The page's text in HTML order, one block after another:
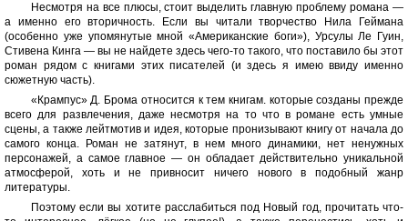
Несмотря на все плюсы, стоит выделить главную проблему романа —
а именно его вторичность. Если вы читали творчество Нила Геймана
(особенно уже упомянутые мной «Американские боги»), Урсулы Ле Гуин,
Стивена Кинга — вы не найдете здесь чего-то такого, что поставило бы этот
роман рядом с книгами этих писателей (и здесь я имею ввиду именно
сюжетную часть).
«Крампус» Д. Брома относится к тем книгам. которые созданы прежде
всего для развлечения, даже несмотря на то что в романе есть умные
сцены, а также лейтмотив и идея, которые пронизывают книгу от начала до
самого конца. Роман не затянут, в нем много динамики, нет ненужных
персонажей, а самое главное — он обладает действительно уникальной
атмосферой, хоть и не привносит ничего нового в подобный жанр
литературы.
Поэтому если вы хотите расслабиться под Новый год, прочитать что-